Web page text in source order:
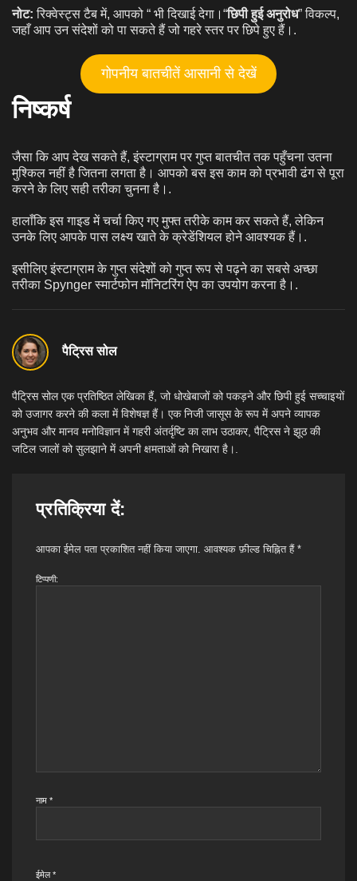
नोट: रिक्वेस्ट्स टैब में, आपको “ भी दिखाई देगा।“छिपी हुई अनुरोध” विकल्प,
जहाँ आप उन संदेशों को पा सकते हैं जो गहरे स्तर पर छिपे हुए हैं।.
गोपनीय बातचीतें आसानी से देखें
निष्कर्ष
जैसा कि आप देख सकते हैं, इंस्टाग्राम पर गुप्त बातचीत तक पहुँचना उतना
मुश्किल नहीं है जितना लगता है। आपको बस इस काम को प्रभावी ढंग से पूरा
करने के लिए सही तरीका चुनना है।.
हालाँकि इस गाइड में चर्चा किए गए मुफ्त तरीके काम कर सकते हैं, लेकिन
उनके लिए आपके पास लक्ष्य खाते के क्रेडेंशियल होने आवश्यक हैं।.
इसीलिए इंस्टाग्राम के गुप्त संदेशों को गुप्त रूप से पढ़ने का सबसे अच्छा
तरीका Spynger स्मार्टफोन मॉनिटरिंग ऐप का उपयोग करना है।.
पैट्रिस सोल
पैट्रिस सोल एक प्रतिष्ठित लेखिका हैं, जो धोखेबाजों को पकड़ने और छिपी हुई सच्चाइयों
को उजागर करने की कला में विशेषज्ञ हैं। एक निजी जासूस के रूप में अपने व्यापक
अनुभव और मानव मनोविज्ञान में गहरी अंतर्दृष्टि का लाभ उठाकर, पैट्रिस ने झूठ की
जटिल जालों को सुलझाने में अपनी क्षमताओं को निखारा है।.
प्रतिक्रिया दें:
आपका ईमेल पता प्रकाशित नहीं किया जाएगा. आवश्यक फ़ील्ड चिह्नित हैं *
टिप्पणी:
नाम *
ईमेल*